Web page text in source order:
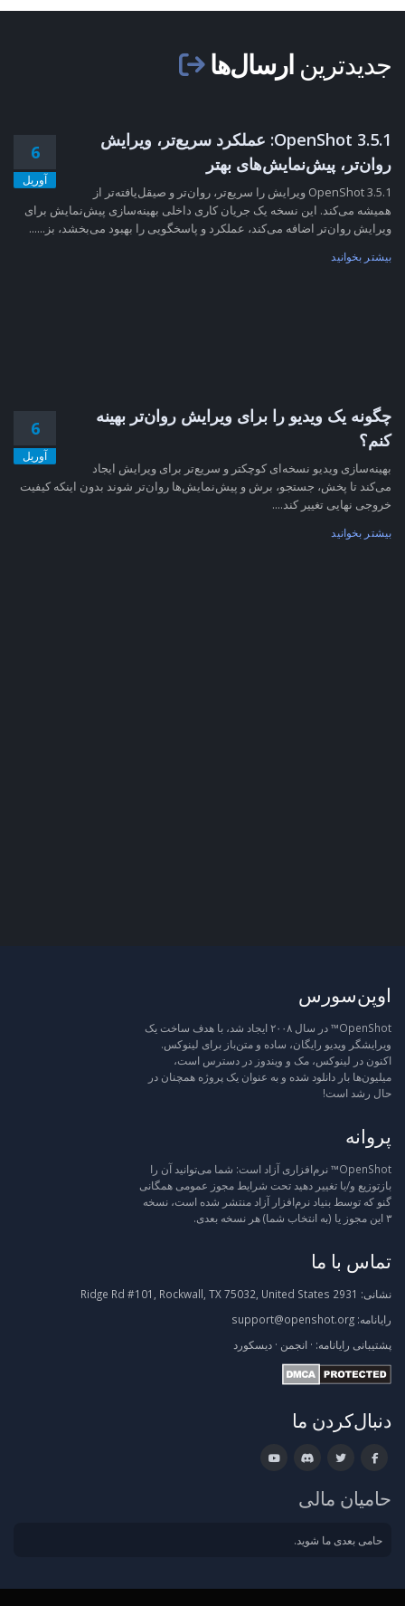
جدیدترین ارسال‌ها
6
آوریل
OpenShot 3.5.1: عملکرد سریع‌تر، ویرایش
روان‌تر، پیش‌نمایش‌های بهتر
OpenShot 3.5.1 ویرایش را سریع‌تر، روان‌تر و صیقل‌یافته‌تر از
همیشه می‌کند. این نسخه یک جریان کاری داخلی بهینه‌سازی پیش‌نمایش برای
ویرایش روان‌تر اضافه می‌کند، عملکرد و پاسخگویی را بهبود می‌بخشد، بز......
بیشتر بخوانید
6
آوریل
چگونه یک ویدیو را برای ویرایش روان‌تر بهینه
کنم؟
بهینه‌سازی ویدیو نسخه‌ای کوچکتر و سریع‌تر برای ویرایش ایجاد
می‌کند تا پخش، جستجو، برش و پیش‌نمایش‌ها روان‌تر شوند بدون اینکه کیفیت
خروجی نهایی تغییر کند....
بیشتر بخوانید
اوپن‌سورس
OpenShot™ در سال ۲۰۰۸ ایجاد شد، با هدف ساخت یک
ویرایشگر ویدیو رایگان، ساده و متن‌باز برای لینوکس.
اکنون در لینوکس، مک و ویندوز در دسترس است،
میلیون‌ها بار دانلود شده و به عنوان یک پروژه همچنان در
حال رشد است!
پروانه
OpenShot™ نرم‌افزاری آزاد است: شما می‌توانید آن را
بازتوزیع و/یا تغییر دهید تحت شرایط مجوز عمومی همگانی
گنو که توسط بنیاد نرم‌افزار آزاد منتشر شده است، نسخه
۳ این مجوز یا (به انتخاب شما) هر نسخه بعدی.
تماس با ما
نشانی:
رایانامه: support@openshot.org
پشتیبانی رایانامه: · انجمن · دیسکورد
دنبال‌کردن ما
حامیان مالی
حامی بعدی ما شوید.